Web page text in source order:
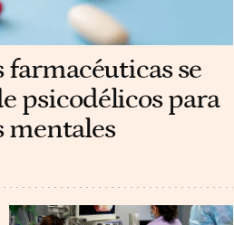
farmacéuticas se
psicodélicos para
mentales